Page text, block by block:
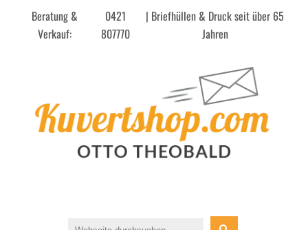
Beratung &
Verkauf:
0421
807770
| Briefhüllen & Druck seit über 65
Jahren